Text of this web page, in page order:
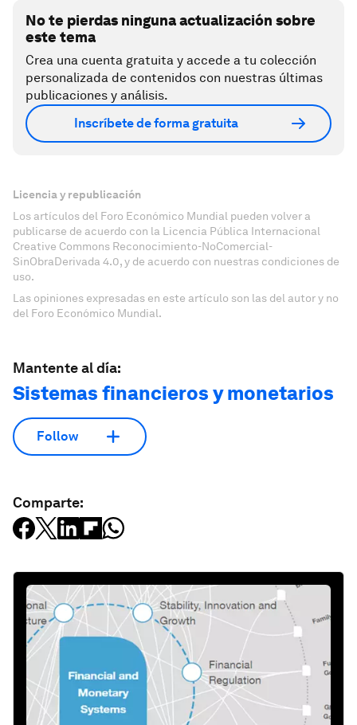
No te pierdas ninguna actualización sobre
este tema
Crea una cuenta gratuita y accede a tu colección
personalizada de contenidos con nuestras últimas
publicaciones y análisis.
Inscríbete de forma gratuita
Licencia y republicación
Los artículos del Foro Económico Mundial pueden volver a
publicarse de acuerdo con la Licencia Pública Internacional
Creative Commons Reconocimiento-NoComercial-
SinObraDerivada 4.0, y de acuerdo con nuestras condiciones de
uso.
Las opiniones expresadas en este artículo son las del autor y no
del Foro Económico Mundial.
Mantente al día:
Sistemas financieros y monetarios
Follow
Comparte: